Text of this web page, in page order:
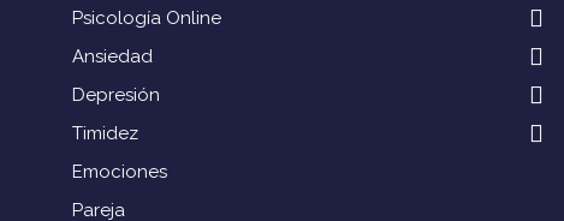
Psicología Online
Ansiedad
Depresión
Timidez
Emociones
Pareja